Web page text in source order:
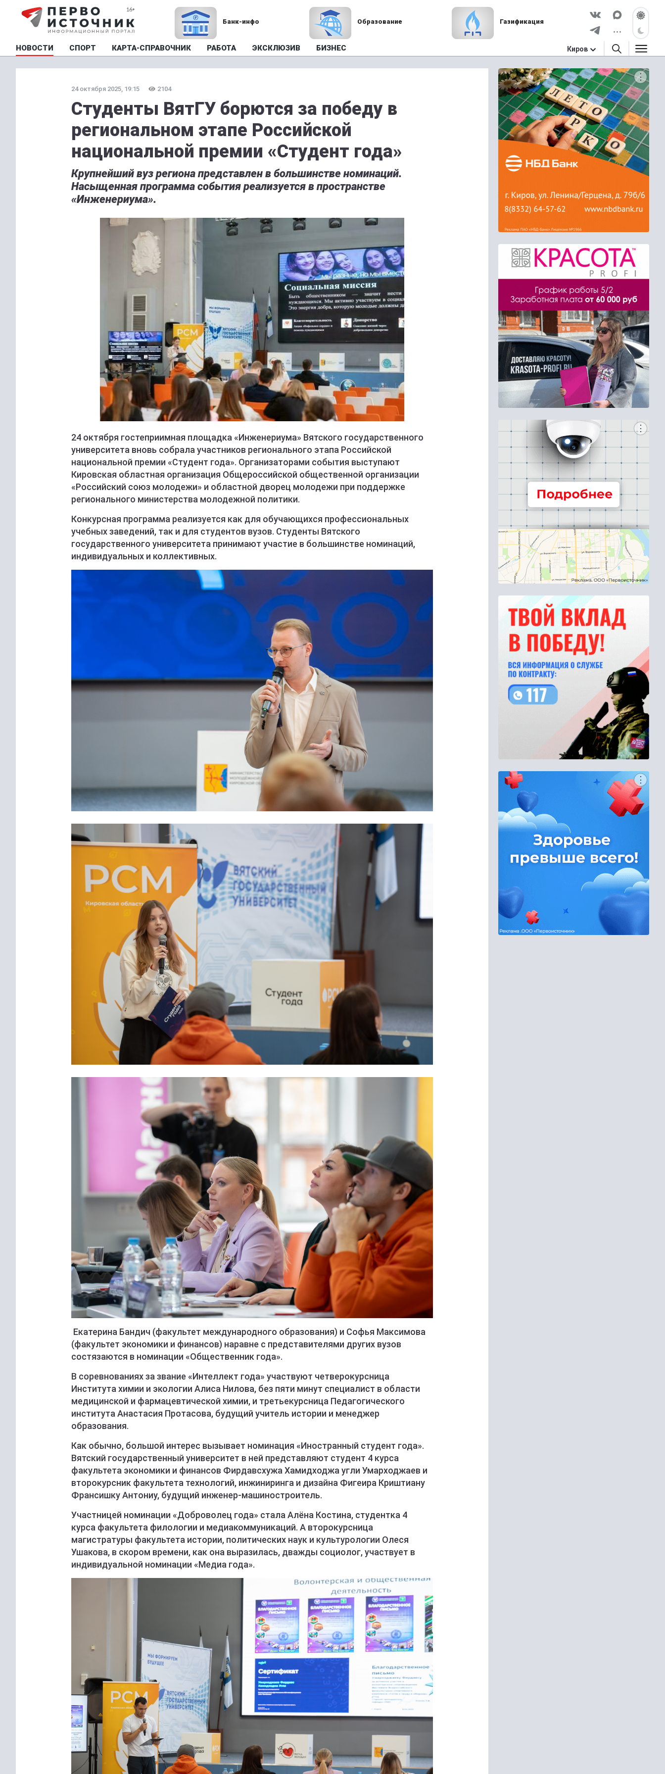
Банк-инфо Образование Газификация
НОВОСТИ СПОРТ КАРТА-СПРАВОЧНИК РАБОТА ЭКСКЛЮЗИВ БИЗНЕС Киров
24 октября 2025, 19:15 2104
Студенты ВятГУ борются за победу в
региональном этапе Российской
национальной премии «Студент года»
Крупнейший вуз региона представлен в большинстве номинаций.
Насыщенная программа события реализуется в пространстве
«Инженериума».
24 октября гостеприимная площадка «Инженериума» Вятского государственного
университета вновь собрала участников регионального этапа Российской
национальной премии «Студент года». Организаторами события выступают
Кировская областная организация Общероссийской общественной организации
«Российский союз молодежи» и областной дворец молодежи при поддержке
регионального министерства молодежной политики.
Конкурсная программа реализуется как для обучающихся профессиональных
учебных заведений, так и для студентов вузов. Студенты Вятского
государственного университета принимают участие в большинстве номинаций,
индивидуальных и коллективных.
Екатерина Бандич (факультет международного образования) и Софья Максимова
(факультет экономики и финансов) наравне с представителями других вузов
состязаются в номинации «Общественник года».
В соревнованиях за звание «Интеллект года» участвуют четверокурсница
Института химии и экологии Алиса Нилова, без пяти минут специалист в области
медицинской и фармацевтической химии, и третьекурсница Педагогического
института Анастасия Протасова, будущий учитель истории и менеджер
образования.
Как обычно, большой интерес вызывает номинация «Иностранный студент года».
Вятский государственный университет в ней представляют студент 4 курса
факультета экономики и финансов Фирдавсхужа Хамидходжа угли Умарходжаев и
второкурсник факультета технологий, инжиниринга и дизайна Фигеира Криштиану
Франсишку Антониу, будущий инженер-машиностроитель.
Участницей номинации «Доброволец года» стала Алёна Костина, студентка 4
курса факультета филологии и медиакоммуникаций. А второкурсница
магистратуры факультета истории, политических наук и культурологии Олеся
Ушакова, в скором времени, как она выразилась, дважды социолог, участвует в
индивидуальной номинации «Медиа года».